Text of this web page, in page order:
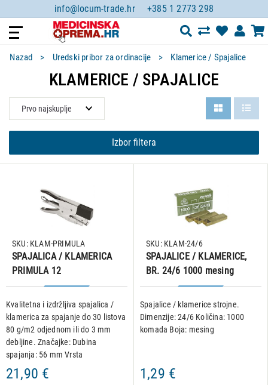
info@locum-trade.hr +385 1 2773 298
Nazad Uredski pribor za ordinacije Klamerice / Spajalice
KLAMERICE / SPAJALICE
Izbor filtera
SPAJALICA / KLAMERICA
PRIMULA 12
Kvalitetna i izdržljiva spajalica /
klamerica za spajanje do 30 listova
80 g/m2 odjednom ili do 3 mm
debljine. Značajke: Dubina
spajanja: 56 mm Vrsta
spajalica/klamerica: 150 komada
24/6 ili 24/8
SKU: KLAM-PRIMULA
21,90 €
SPAJALICE / KLAMERICE,
BR. 24/6 1000 mesing
Spajalice / klamerice strojne.
Dimenzije: 24/6 Količina: 1000
komada Boja: mesing
SKU: KLAM-24/6
1,29 €